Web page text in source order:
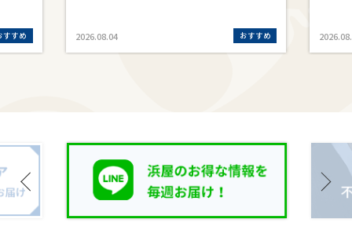
おすすめ おすすめ